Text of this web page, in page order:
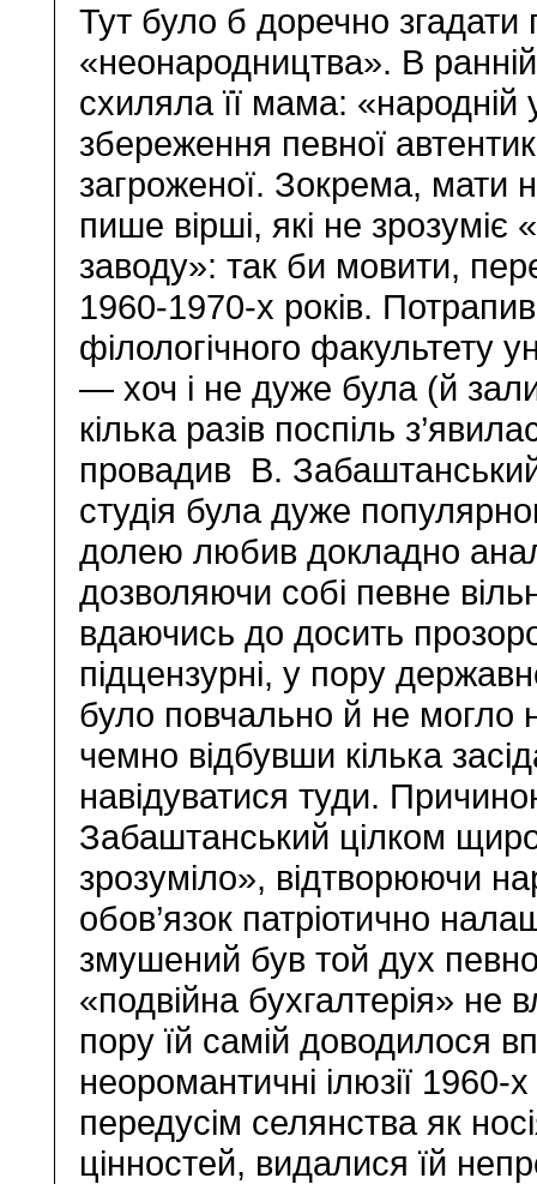
Тут було б доречно
«неонародництва». В
схиляла її мама: «народній
збереження певної
загроженої. Зокрема, мати
пише вірші, які не зрозуміє
заводу»: так би мовити,
1960-1970-х років.
філологічного факультету
— хоч і не дуже була (й
кілька разів поспіль
провадив В.
студія була дуже
долею любив докладно
дозволяючи собі певне
вдаючись до досить
підцензурні, у пору
було повчально й не могло
чемно відбувши кілька
навідуватися туди.
Забаштанський цілком щиро
зрозуміло», відтворюючи
обов’язок патріотично
змушений був той дух
«подвійна бухгалтерія» не
пору їй самій доводилося
неоромантичні ілюзії 1960-
передусім селянства як
цінностей, видалися їй